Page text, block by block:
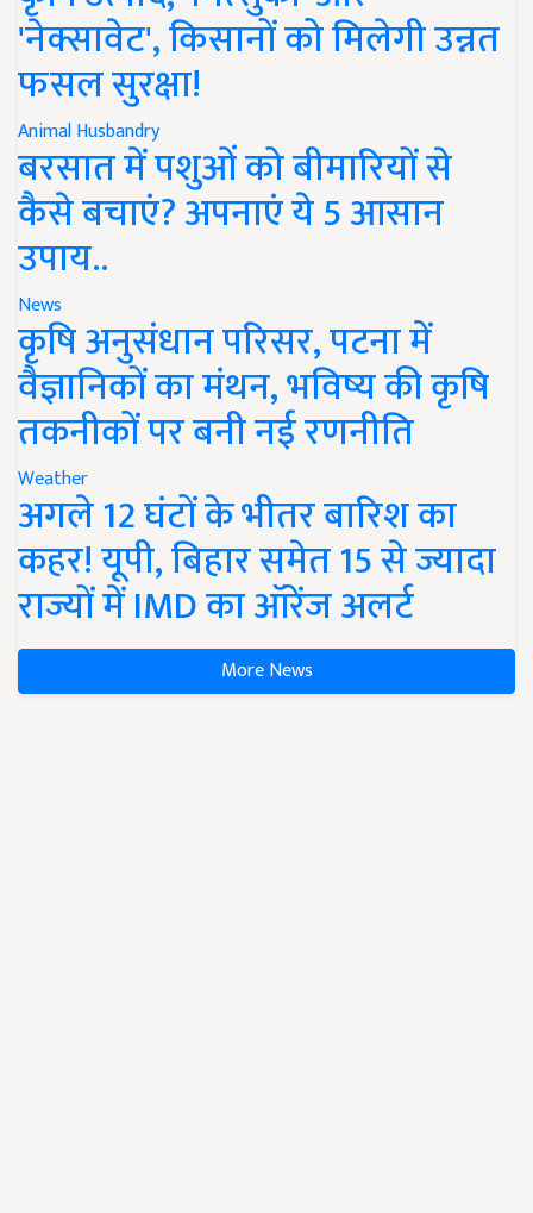
'नेक्सावेट', किसानों को मिलेगी उन्नत
फसल सुरक्षा!
Animal Husbandry
बरसात में पशुओं को बीमारियों से
कैसे बचाएं? अपनाएं ये 5 आसान
उपाय..
News
कृषि अनुसंधान परिसर, पटना में
वैज्ञानिकों का मंथन, भविष्य की कृषि
तकनीकों पर बनी नई रणनीति
Weather
अगले 12 घंटों के भीतर बारिश का
कहर! यूपी, बिहार समेत 15 से ज्यादा
राज्यों में IMD का ऑरेंज अलर्ट
More News